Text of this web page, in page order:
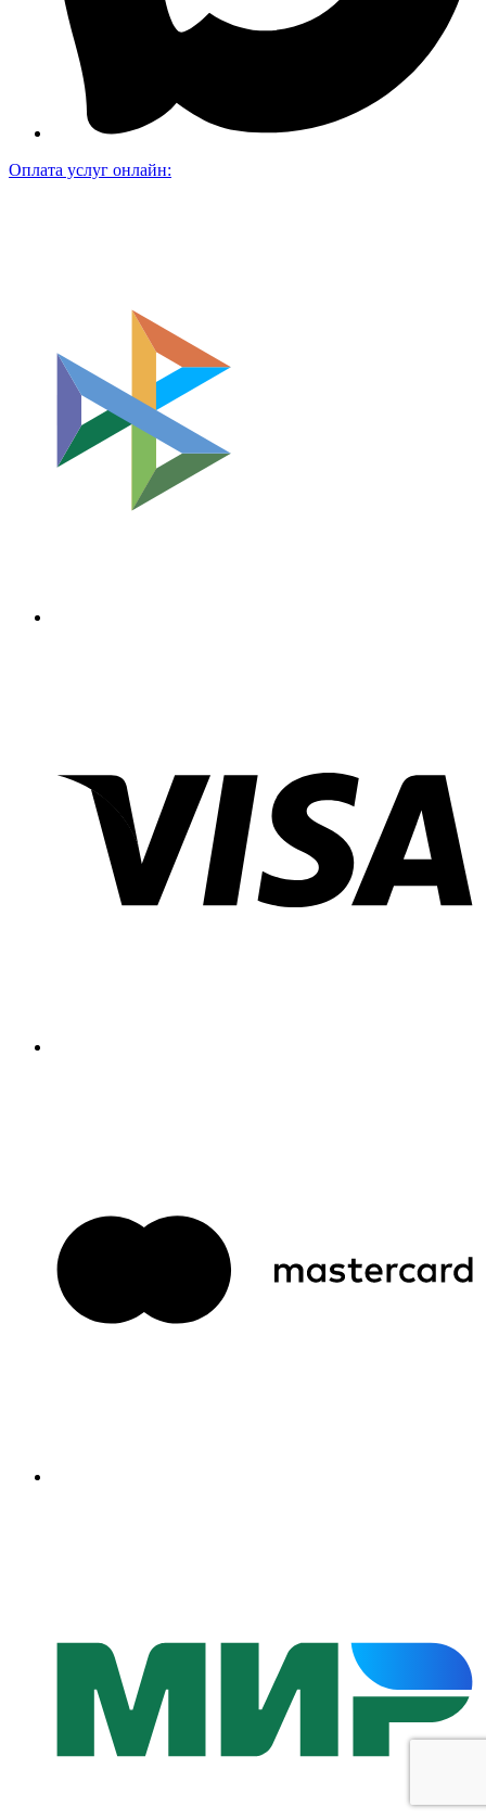
Оплата услуг онлайн: